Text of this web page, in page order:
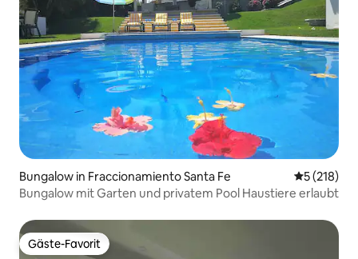
Bungalow in Fraccionamiento Santa Fe
5 (218)
Bungalow mit Garten und privatem Pool Haustiere erlaubt
Gäste-Favorit
Gäste-Favorit